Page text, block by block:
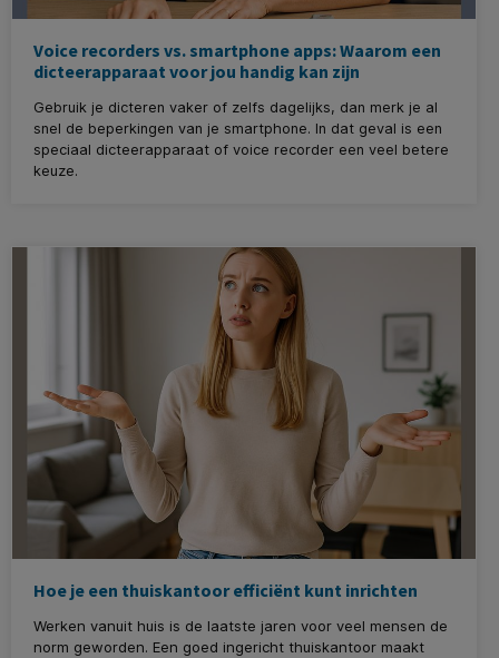
Voice recorders vs. smartphone apps: Waarom een
dicteerapparaat voor jou handig kan zijn
Gebruik je dicteren vaker of zelfs dagelijks, dan merk je al
snel de beperkingen van je smartphone. In dat geval is een
speciaal dicteerapparaat of voice recorder een veel betere
keuze.
Hoe je een thuiskantoor efficiënt kunt inrichten
Werken vanuit huis is de laatste jaren voor veel mensen de
norm geworden. Een goed ingericht thuiskantoor maakt